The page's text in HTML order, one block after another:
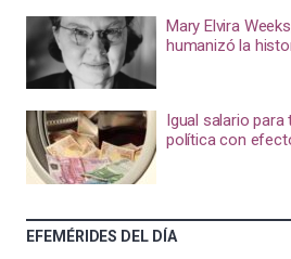
Mary Elvira
humanizó la
Igual salario
política con
EFEMÉRIDES DEL DÍA